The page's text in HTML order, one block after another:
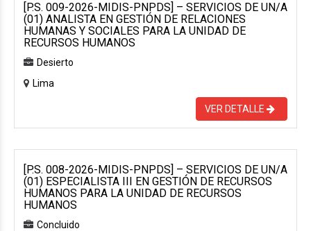
[P.S. 009-2026-MIDIS-PNPDS] – SERVICIOS DE UN/A
(01) ANALISTA EN GESTIÓN DE RELACIONES
HUMANAS Y SOCIALES PARA LA UNIDAD DE
RECURSOS HUMANOS
Desierto
Lima
VER DETALLE
[P.S. 008-2026-MIDIS-PNPDS] – SERVICIOS DE UN/A
(01) ESPECIALISTA III EN GESTIÓN DE RECURSOS
HUMANOS PARA LA UNIDAD DE RECURSOS
HUMANOS
Concluido